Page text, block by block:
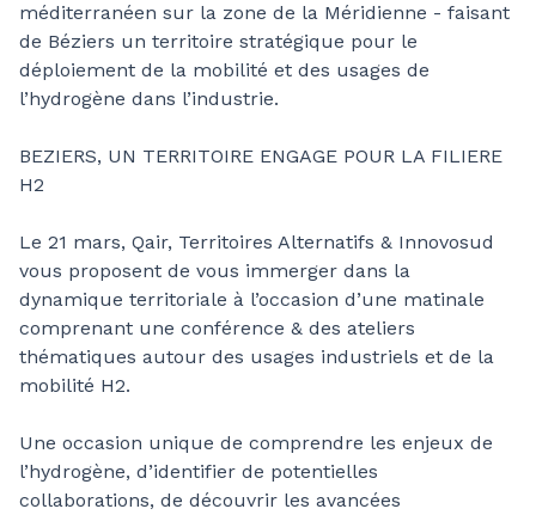
méditerranéen sur la zone de la Méridienne - faisant
de Béziers un territoire stratégique pour le
déploiement de la mobilité et des usages de
l’hydrogène dans l’industrie.
BEZIERS, UN TERRITOIRE ENGAGE POUR LA FILIERE
H2
Le 21 mars, Qair, Territoires Alternatifs & Innovosud
vous proposent de vous immerger dans la
dynamique territoriale à l’occasion d’une matinale
comprenant une conférence & des ateliers
thématiques autour des usages industriels et de la
mobilité H2.
Une occasion unique de comprendre les enjeux de
l’hydrogène, d’identifier de potentielles
collaborations, de découvrir les avancées